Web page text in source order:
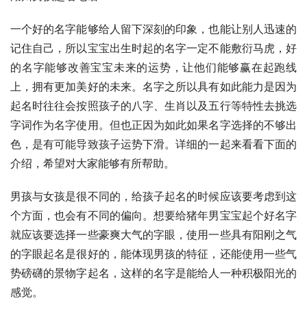
一个好的名字能够给人留下深刻的印象，也能让别人迅速的
记住自己，所以宝宝出生时起的名字一定不能敷衍马虎，好
的名字能够改善宝宝未来的运势，让他们能够赢在起跑线
上，拥有更加美好的未来。名字之所以具有如此能力是因为
起名时往往会按照孩子的八字、生肖以及五行等特性去挑选
字词作为名字使用。但也正因为如此如果名字选择的不够出
色，是有可能导致孩子运势下滑。详细的一起来看看下面的
介绍，希望对大家能够有所帮助。
男孩与女孩是很不同的，给孩子起名的时候应该要考虑到这
个方面，也会有不同的偏向。想要给猪年男宝宝起个好名字
就应该要选择一些豪爽大气的字眼，使用一些具有阳刚之气
的字眼起名是很好的，能体现男孩的特征，还能使用一些气
势磅礴的景物字起名，这样的名字是能给人一种积极阳光的
感觉。